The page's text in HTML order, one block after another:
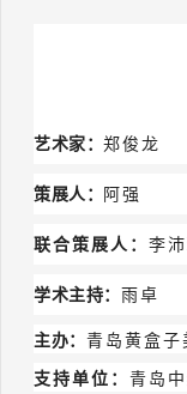
艺术家：郑俊龙
策展人： 阿强
联合策展人： 李
学术主持： 雨卓
主办： 青岛 黄盒子
支持单位： 青岛